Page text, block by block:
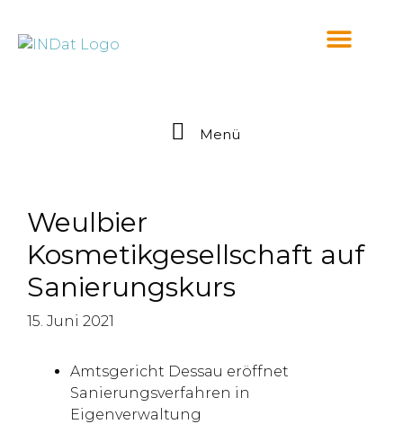
Menü
Weulbier
Kosmetikgesellschaft auf
Sanierungskurs
15. Juni 2021
Amtsgericht Dessau eröffnet
Sanierungsverfahren in
Eigenverwaltung